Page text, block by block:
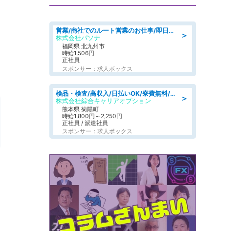
＞
営業/商社でのルート営業のお仕事/即日勤務可/車通勤可/営業
株式会社パソナ
福岡県 北九州市
時給1,506円
正社員
スポンサー：求人ボックス
＞
検品・検査/高収入/日払いOK/寮費無料/日勤/20・30・40代活躍中
株式会社綜合キャリアオプション
熊本県 菊陽町
時給1,800円～2,250円
正社員 / 派遣社員
スポンサー：求人ボックス